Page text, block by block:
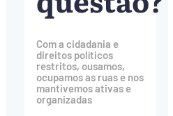
Com a cidadania e
direitos políticos
restritos, ousamos,
ocupamos as ruas e nos
mantivemos ativas e
organizadas